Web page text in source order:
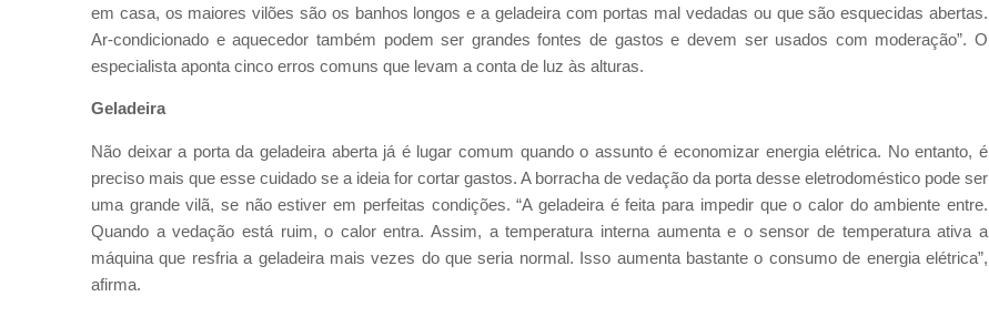
em casa, os maiores vilões são os banhos longos e a geladeira com portas mal vedadas ou que são esquecidas abertas.
Ar-condicionado e aquecedor também podem ser grandes fontes de gastos e devem ser usados com moderação”. O
especialista aponta cinco erros comuns que levam a conta de luz às alturas.
Geladeira
Não deixar a porta da geladeira aberta já é lugar comum quando o assunto é economizar energia elétrica. No entanto, é
preciso mais que esse cuidado se a ideia for cortar gastos. A borracha de vedação da porta desse eletrodoméstico pode ser
uma grande vilã, se não estiver em perfeitas condições. “A geladeira é feita para impedir que o calor do ambiente entre.
Quando a vedação está ruim, o calor entra. Assim, a temperatura interna aumenta e o sensor de temperatura ativa a
máquina que resfria a geladeira mais vezes do que seria normal. Isso aumenta bastante o consumo de energia elétrica”,
afirma.